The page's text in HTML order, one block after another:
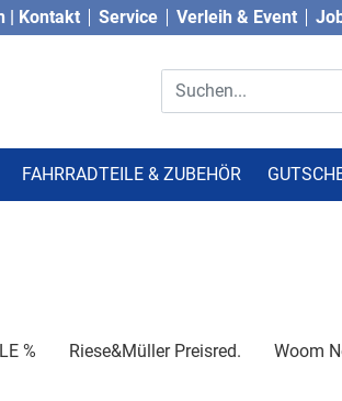
| Kontakt Service Verleih & Event
FAHRRADTEILE & ZUBEHÖR
% Riese&Müller Preisred. Woom